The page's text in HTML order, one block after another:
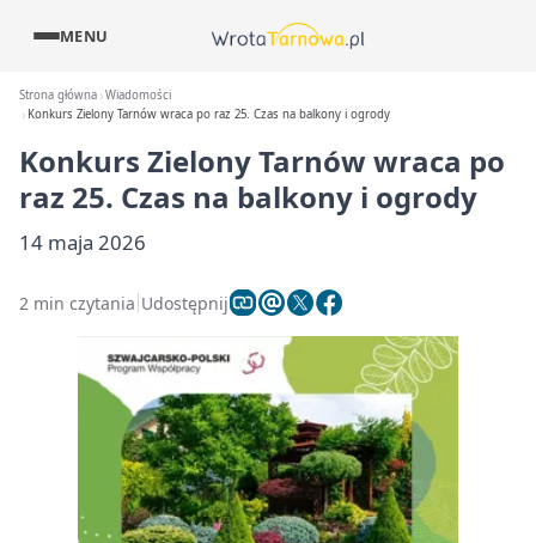
MENU
Strona główna Wiadomości
Konkurs Zielony Tarnów wraca po raz 25. Czas na balkony i ogrody
Konkurs Zielony Tarnów wraca po
raz 25. Czas na balkony i ogrody
14 maja 2026
2 min czytania Udostępnij